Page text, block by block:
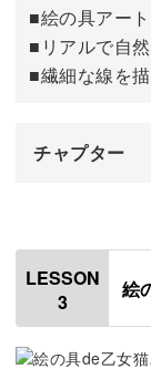
毛の色や目、
ジさせてみて
お客様に合わせ
■絵の具アー
■リアルで自
■繊細な線を
チャプター
使用アイテ
お水の準備
輪郭を描く
LESSON
3
絵